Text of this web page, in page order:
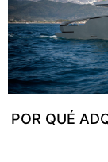
POR QUÉ